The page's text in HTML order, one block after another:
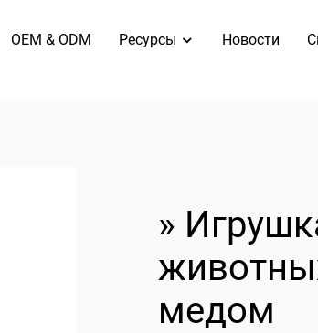
OEM & ODM Ресурсы Новости
»
медом